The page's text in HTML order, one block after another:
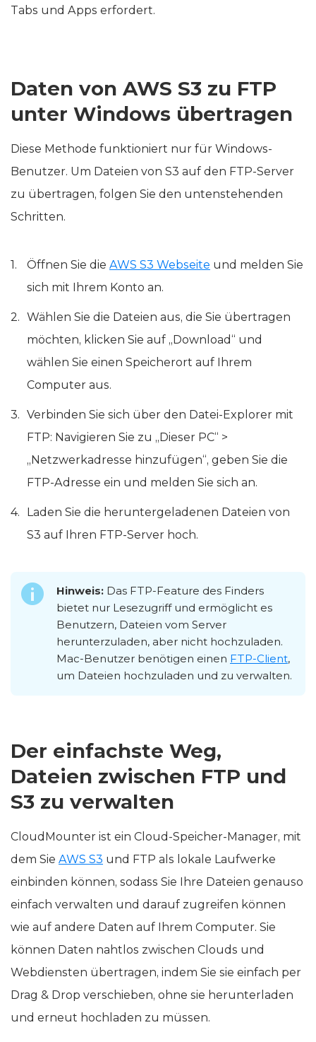
Anspruch nimmt und häufiges Wechseln zwischen
Daten von AWS S3 zu FTP
unter Windows übertragen
Diese Methode funktioniert nur für Windows-
Benutzer. Um Dateien von S3 auf den FTP-Server
zu übertragen, folgen Sie den untenstehenden
Öffnen Sie die AWS S3 Webseite
Wählen Sie die Dateien aus, die Sie übertragen
möchten, klicken Sie auf „Download“ und
wählen Sie einen Speicherort auf Ihrem
Verbinden Sie sich über den Datei-Explorer mit
FTP: Navigieren Sie zu „Dieser PC“ >
„Netzwerkadresse hinzufügen“, geben Sie die
Laden Sie die heruntergeladenen Dateien von
Hinweis:Das FTP-Feature des Finders
bietet nur Lesezugriff und ermöglicht es
Benutzern, Dateien vom Server
herunterzuladen, aber nicht hochzuladen.
Mac-Benutzer benötigen einenFTP-Client,
Der einfachste Weg,
Dateien zwischen FTP und
CloudMounter ist ein Cloud-Speicher-Manager, mit
dem Sie
AWS S3
und FTP als lokale Laufwerke
einbinden können, sodass Sie Ihre Dateien genauso
einfach verwalten und darauf zugreifen können
wie auf andere Daten auf Ihrem Computer. Sie
können Daten nahtlos zwischen Clouds und
Webdiensten übertragen, indem Sie sie einfach per
Drag & Drop verschieben, ohne sie herunterladen